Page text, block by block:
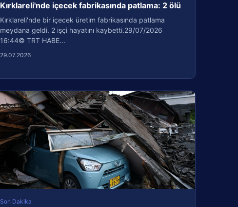
Kırklareli'nde içecek fabrikasında patlama: 2 ölü
Kırklareli'nde bir içecek üretim fabrikasında patlama
meydana geldi. 2 işçi hayatını kaybetti.29/07/2026
16:44© TRT HABE...
29.07.2026
Son Dakika